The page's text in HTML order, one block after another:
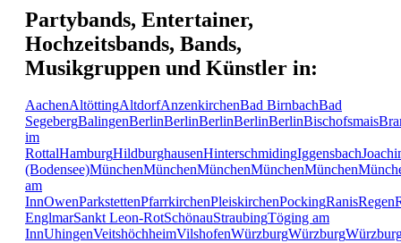
Partybands, Entertainer,
Hochzeitsbands, Bands,
Musikgruppen und Künstler in:
AachenAltöttingAltdorfAnzenkirchenBad BirnbachBad
SegebergBalingenBerlinBerlinBerlinBerlinBerlinBischofsmais
im
RottalHamburgHildburghausenHinterschmidingIggensbach
(Bodensee)MünchenMünchenMünchenMünchenMünchen
am
InnOwenParkstettenPfarrkirchenPleiskirchenPockingRanisRegen
EnglmarSankt Leon-RotSchönauStraubingTöging am
InnUhingenVeitshöchheimVilshofenWürzburgWürzburg